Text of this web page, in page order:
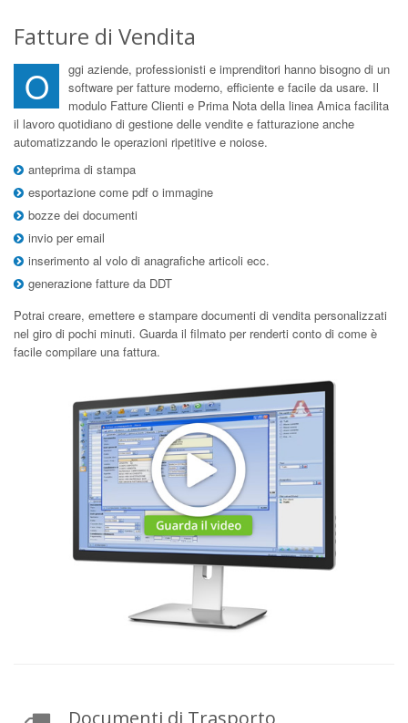
Fatture di Vendita
O
ggi aziende, professionisti e imprenditori hanno bisogno di un
software per fatture moderno, efficiente e facile da usare. Il
modulo Fatture Clienti e Prima Nota della linea Amica facilita
il lavoro quotidiano di gestione delle vendite e fatturazione anche
automatizzando le operazioni ripetitive e noiose.
anteprima di stampa
esportazione come pdf o immagine
bozze dei documenti
invio per email
inserimento al volo di anagrafiche articoli ecc.
generazione fatture da DDT
Potrai creare, emettere e stampare documenti di vendita personalizzati
nel giro di pochi minuti. Guarda il filmato per renderti conto di come è
facile compilare una fattura.